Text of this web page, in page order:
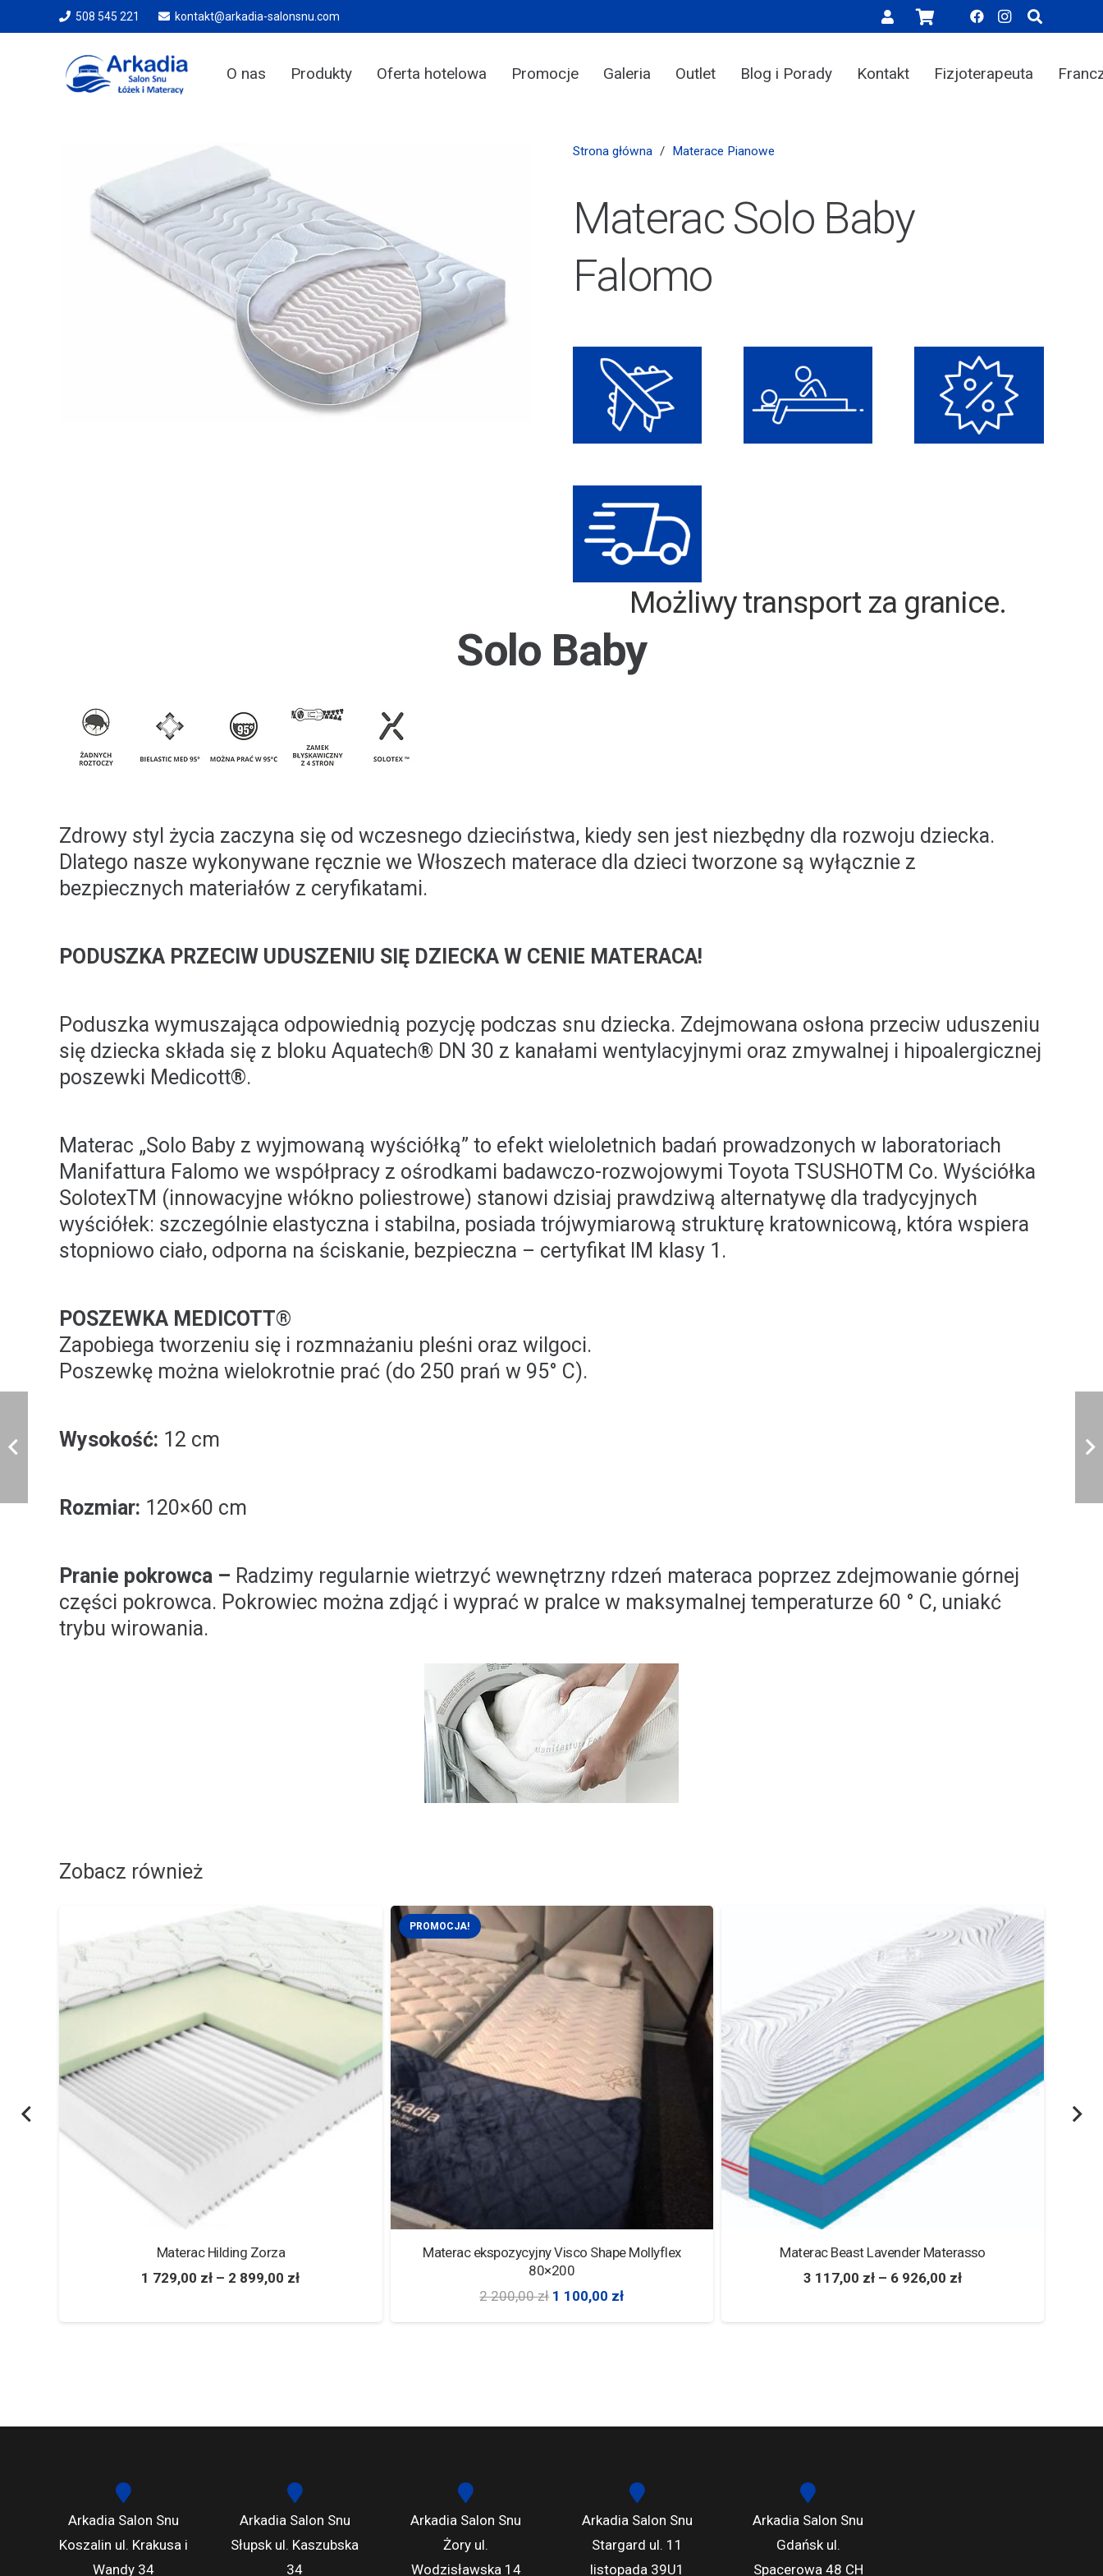
508 545 221 kontakt@arkadia-salonsnu.com
O nas Produkty Oferta hotelowa Promocje Galeria Outlet Blog i Porady Kontakt Fizjoterapeuta
Strona główna / Materace Pianowe
Materac Solo Baby
Falomo
Możliwy transport za granice.
Solo Baby
Zdrowy styl życia zaczyna się od wczesnego dzieciństwa, kiedy sen jest niezbędny dla rozwoju dziecka.
Dlatego nasze wykonywane ręcznie we Włoszech materace dla dzieci tworzone są wyłącznie z
bezpiecznych materiałów z ceryfikatami.
PODUSZKA PRZECIW UDUSZENIU SIĘ DZIECKA W CENIE MATERACA!
Poduszka wymuszająca odpowiednią pozycję podczas snu dziecka. Zdejmowana osłona przeciw uduszeniu
się dziecka składa się z bloku Aquatech® DN 30 z kanałami wentylacyjnymi oraz zmywalnej i hipoalergicznej
poszewki Medicott®.
Materac „Solo Baby z wyjmowaną wyściółką” to efekt wieloletnich badań prowadzonych w laboratoriach
Manifattura Falomo we współpracy z ośrodkami badawczo-rozwojowymi Toyota TSUSHOTM Co. Wyściółka
SolotexTM (innowacyjne włókno poliestrowe) stanowi dzisiaj prawdziwą alternatywę dla tradycyjnych
wyściółek: szczególnie elastyczna i stabilna, posiada trójwymiarową strukturę kratownicową, która wspiera
stopniowo ciało, odporna na ściskanie, bezpieczna – certyfikat IM klasy 1.
POSZEWKA MEDICOTT®
Zapobiega tworzeniu się i rozmnażaniu pleśni oraz wilgoci.
Poszewkę można wielokrotnie prać (do 250 prań w 95° C).
​Wysokość: 12 cm
Rozmiar: 120×60 cm
Pranie pokrowca – Radzimy regularnie wietrzyć wewnętrzny rdzeń materaca poprzez zdejmowanie górnej
części pokrowca. Pokrowiec można zdjąć i wyprać w pralce w maksymalnej temperaturze 60 ° C, uniakć
trybu wirowania.
Zobacz również
Materac ekspozycyjny Visco Shape Mollyflex
80×200
Materac Beast Lavender Materasso
3 117,00zł–6 926,00
Materac Breakdance Hilding
1 079,00 zł – 1 819,00 zł
Arkadia Salon Snu
Koszalin ul. Krakusa i
Wandy 34
Arkadia Salon Snu
Słupsk ul. Kaszubska
34
Arkadia Salon Snu
Żory ul.
Wodzisławska 14
Arkadia Salon Snu
Stargard ul. 11
listopada 39U1
Arkadia Salon Snu
Gdańsk ul.
Spacerowa 48 CH